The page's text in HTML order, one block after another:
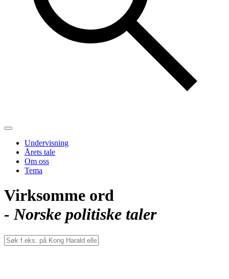
Undervisning
Årets tale
Om oss
Tema
Virksomme ord
- Norske politiske taler